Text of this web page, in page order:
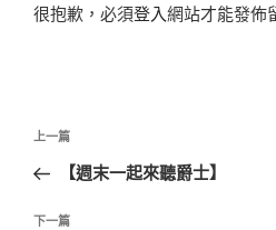
很抱歉，必須登入網站才能發佈
上一篇
【週末一起來聽爵士】
下一篇